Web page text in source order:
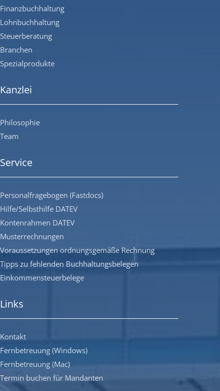
Finanzbuchhaltung
Lohnbuchhaltung
Steuerberatung
Branchen
Spezialprodukte
Kanzlei
Philosophie
Team
Service
Personalfragebogen (Fastdocs)
Hilfe/Selbsthilfe DATEV
Kontenrahmen DATEV
Musterrechnungen
Voraussetzungen ordnungsgemäße Rechnung
Tipps zu fehlenden Buchhaltungsbelegen
Einkommensteuerbelege
Links
Kontakt
Fernbetreuung (Windows)
Fernbetreuung (Mac)
Termin buchen für Mandanten